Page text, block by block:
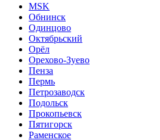
MSK
Обнинск
Одинцово
Октябрьский
Орёл
Орехово-Зуево
Пенза
Пермь
Петрозаводск
Подольск
Прокопьевск
Пятигорск
Раменское